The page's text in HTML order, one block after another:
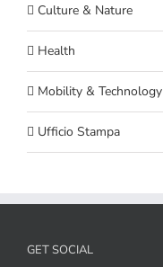
Culture & Nature
Health
Mobility & Technology
Ufficio Stampa
GET SOCIAL